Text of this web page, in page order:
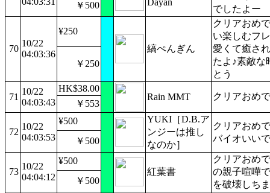
Dayan
でしたよー
￥500
70
10/22
04:03:36
¥250
縞ぺんぎん
クリアおめ
い楽しむフ
愛くて癒さ
たよ♪素敵な
とう
￥250
71
10/22
04:03:43
HK$38.00
Rain MMT
クリアおめ
￥553
72
10/22
04:03:53
¥500
YUKI［D.B.ア
ンジーは推し
なのか］
クリアおめ
バイオいい
￥500
73
10/22
04:04:12
¥500
紅葉書
クリアおめ
の親子喧嘩
を破壊しち
￥500